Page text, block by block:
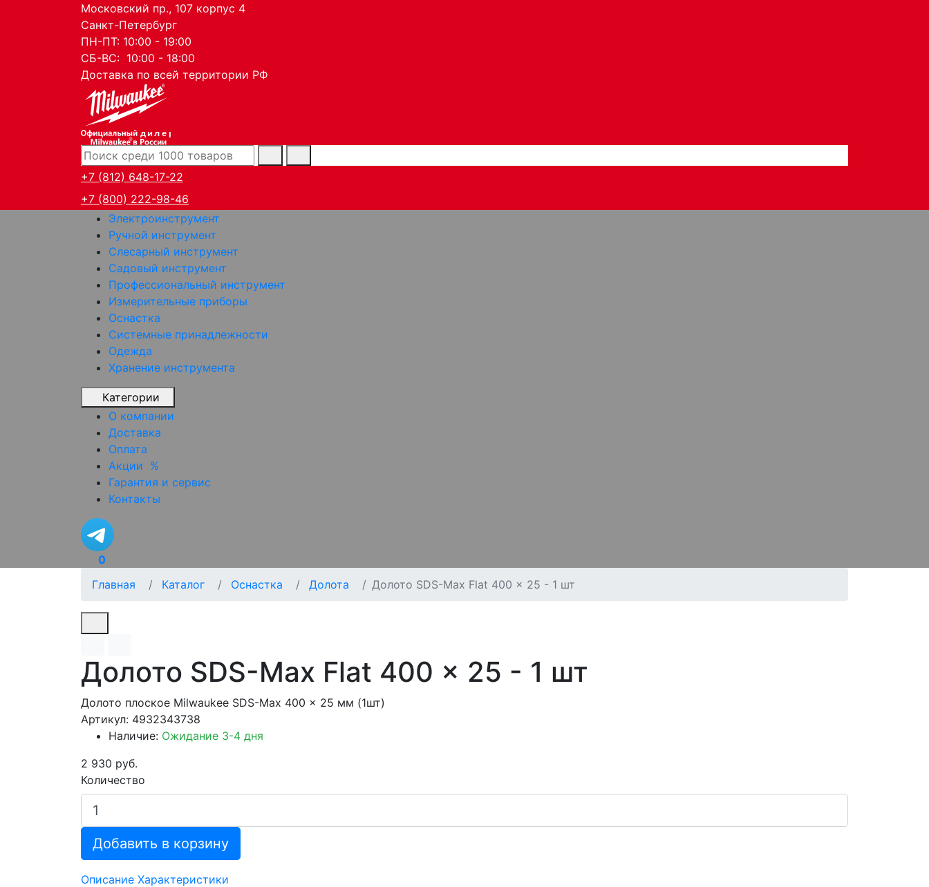
Московский пр., 107 корпус 4
Санкт-Петербург
ПН-ПТ: 10:00 - 19:00
СБ-ВС: 10:00 - 18:00
Доставка по всей территории РФ
дилер
+7 (812) 648-17-22
+7 (800) 222-98-46
Электроинструмент
Ручной инструмент
Слесарный инструмент
Садовый инструмент
Профессиональный инструмент
Измерительные приборы
Оснастка
Системные принадлежности
Одежда
Хранение инструмента
Категории
О компании
Доставка
Оплата
Акции %
Гарантия и сервис
Контакты
0
Главная
Каталог Оснастка Долота Долото SDS-Max Flat 400 x 25 - 1 шт
Долото SDS-Max Flat 400 x 25 - 1 шт
Долото плоское Milwaukee SDS-Max 400 x 25 мм (1шт)
Артикул: 4932343738
Наличие: Ожидание 3-4 дня
2 930 руб.
Количество
Добавить в корзину
Описание Характеристики